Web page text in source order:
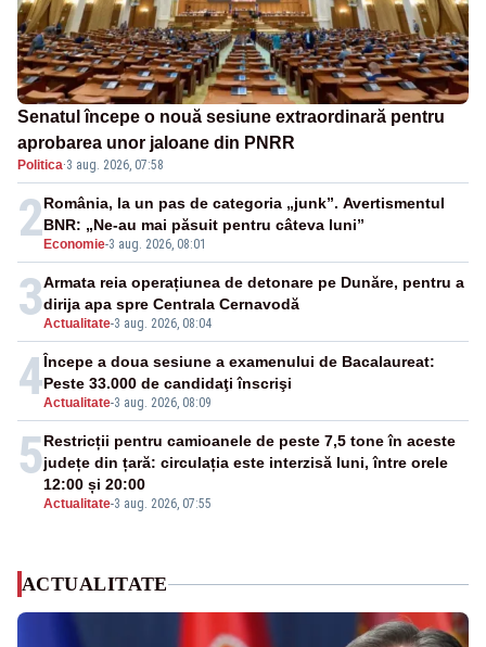
Senatul începe o nouă sesiune extraordinară pentru
aprobarea unor jaloane din PNRR
Politica·3 aug. 2026, 07:58
2 Economie-3 aug. 2026, 08:01
România, la un pas de categoria „junk”. Avertismentul
BNR: „Ne-au mai păsuit pentru câteva luni”
3Actualitate-3 aug. 2026, 08:04
Armata reia operațiunea de detonare pe Dunăre, pentru a
dirija apa spre Centrala Cernavodă
4Actualitate-3 aug. 2026, 08:09
Începe a doua sesiune a examenului de Bacalaureat:
Peste 33.000 de candidaţi înscrişi
5
Actualitate-3 aug. 2026, 07:55
Restricții pentru camioanele de peste 7,5 tone în aceste
județe din țară: circulația este interzisă luni, între orele
12:00 și 20:00
ACTUALITATE